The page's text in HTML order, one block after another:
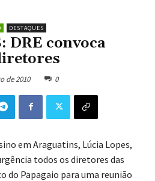
DESTAQUES
DRE convoca
de 2010 0
em Araguatins, Lúcia Lopes,
todos os diretores das
do Papagaio para uma reunião